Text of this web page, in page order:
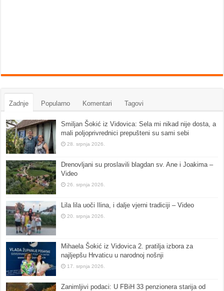
Zadnje Popularno Komentari Tagovi
Smiljan Šokić iz Vidovica: Sela mi nikad nije dosta, a
mali poljoprivrednici prepušteni su sami sebi
28. srpnja 2026.
Drenovljani su proslavili blagdan sv. Ane i Joakima –
Video
26. srpnja 2026.
Lila lila uoči Ilina, i dalje vjerni tradiciji – Video
20. srpnja 2026.
Mihaela Šokić iz Vidovica 2. pratilja izbora za
najljepšu Hrvaticu u narodnoj nošnji
17. srpnja 2026.
Zanimljivi podaci: U FBiH 33 penzionera starija od